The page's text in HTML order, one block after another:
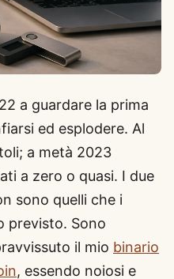
a guardare la prima
ed esplodere. Al
a metà 2023
a zero o quasi. I due
sono quelli che i
previsto. Sono
il mio binario
, essendo noiosi e